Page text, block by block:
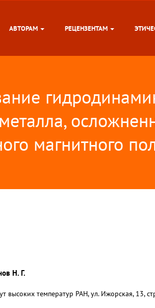
АВТОРАМ РЕЦЕНЗЕНТАМ
магнитного
Н. Г.
высоких температур РАН, ул. Ижорская, 13,